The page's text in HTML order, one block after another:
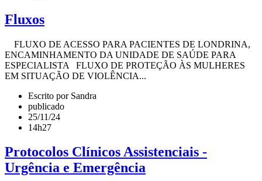
Fluxos
FLUXO DE ACESSO PARA PACIENTES DE LONDRINA,
ENCAMINHAMENTO DA UNIDADE DE SAÚDE PARA
ESPECIALISTA FLUXO DE PROTEÇÃO ÀS MULHERES
EM SITUAÇÃO DE VIOLÊNCIA...
Escrito por Sandra
publicado
25/11/24
14h27
Protocolos Clínicos Assistenciais -
Urgência e Emergência